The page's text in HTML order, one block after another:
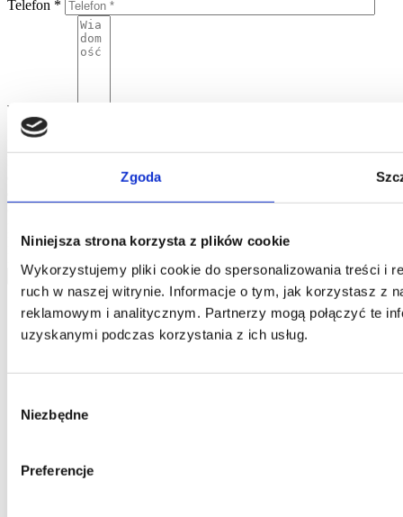
Zgoda
Niniejsza strona korzysta z plików cookie
Wykorzystujemy pliki cookie do spersonalizowania treści i
ruch w naszej witrynie. Informacje o tym, jak korzystasz z
reklamowym i analitycznym. Partnerzy mogą połączyć te
uzyskanymi podczas korzystania z ich usług.
zgody
Niezbędne
Preferencje
Telefon *
Wiadomość
Wyrażając zgodę na wysłanie niniejszego formularza wyrażają
oraz potwierdzają Państwo, że podanie danych nastąpiło w sposób
Powyższe dane będą użyte jedynie w celu kontaktowania się z
wyślij